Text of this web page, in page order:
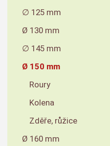
∅ 125 mm
Ø 130 mm
∅ 145 mm
Ø 150 mm
Roury
Kolena
Zděře, růžice
Ø 160 mm